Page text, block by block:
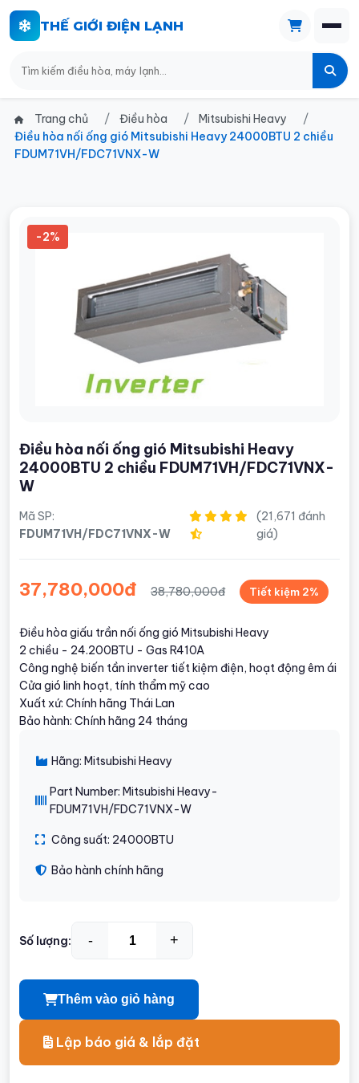
THẾ GIỚI ĐIỆN LẠNH
Trang chủ Điều hòa
Mitsubishi Heavy
Điều hòa nối ống gió Mitsubishi Heavy 24000BTU 2 chiều
FDUM71VH/FDC71VNX-W
-2%
Điều hòa nối ống gió Mitsubishi Heavy
24000BTU 2 chiều FDUM71VH/FDC71VNX-
W
Mã SP:
FDUM71VH/FDC71VNX-W
(21,671 đánh
giá)
37,780,000đ 38,780,000đ Tiết kiệm 2%
Điều hòa giấu trần nối ống gió Mitsubishi Heavy
2 chiều - 24.200BTU - Gas R410A
Công nghệ biến tần inverter tiết kiệm điện, hoạt động êm ái
Cửa gió linh hoạt, tính thẩm mỹ cao
Xuất xứ: Chính hãng Thái Lan
Bảo hành: Chính hãng 24 tháng
Hãng: Mitsubishi Heavy
Part Number: Mitsubishi Heavy-
FDUM71VH/FDC71VNX-W
Công suất: 24000BTU
Bảo hành chính hãng
Số lượng: - +
Thêm vào giỏ hàng
Lập báo giá & lắp đặt